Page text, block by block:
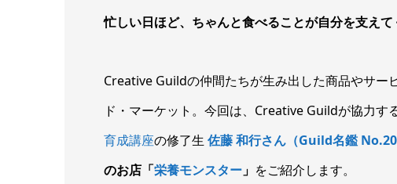
忙しい日ほど、ちゃんと食べることが自分を支えて
Creative Guildの仲間たちが生み出した商品やサー
ド・マーケット。今回は、Creative Guildが協力す
育成講座の修了生 佐藤和行さん（Guild名鑑
のお店「栄養モンスター 」 をご紹介します。